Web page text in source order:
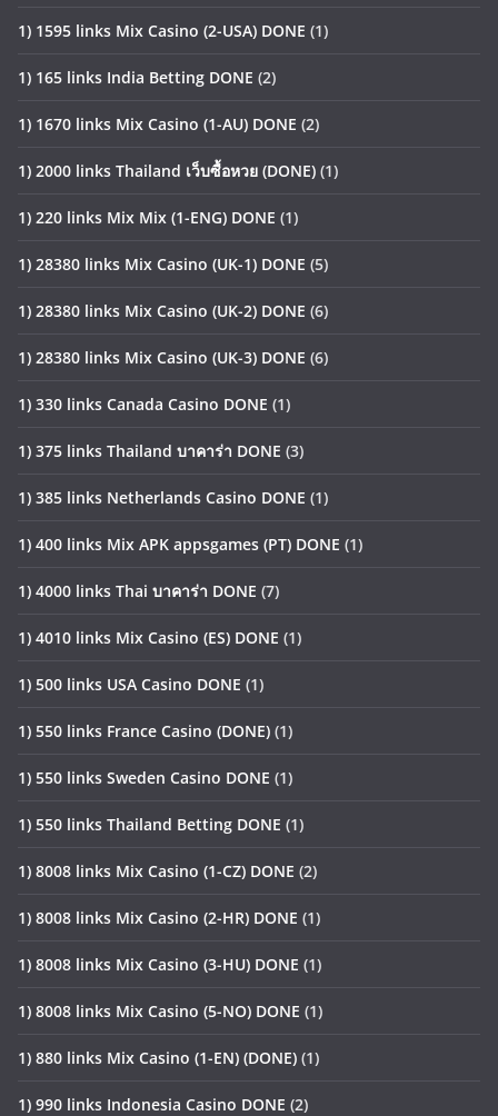
1) 1595 links Mix Casino (2-USA) DONE (1)
1) 165 links India Betting DONE (2)
1) 1670 links Mix Casino (1-AU) DONE (2)
1) 2000 links Thailand เว็บซื้อหวย (DONE) (1)
1) 220 links Mix Mix (1-ENG) DONE (1)
1) 28380 links Mix Casino (UK-1) DONE (5)
1) 28380 links Mix Casino (UK-2) DONE (6)
1) 28380 links Mix Casino (UK-3) DONE (6)
1) 330 links Canada Casino DONE (1)
1) 375 links Thailand บาคาร่า DONE (3)
1) 385 links Netherlands Casino DONE (1)
1) 400 links Mix APK appsgames (PT) DONE (1)
1) 4000 links Thai บาคาร่า DONE (7)
1) 4010 links Mix Casino (ES) DONE (1)
1) 500 links USA Casino DONE (1)
1) 550 links France Casino (DONE) (1)
1) 550 links Sweden Casino DONE (1)
1) 550 links Thailand Betting DONE (1)
1) 8008 links Mix Casino (1-CZ) DONE (2)
1) 8008 links Mix Casino (2-HR) DONE (1)
1) 8008 links Mix Casino (3-HU) DONE (1)
1) 8008 links Mix Casino (5-NO) DONE (1)
1) 880 links Mix Casino (1-EN) (DONE) (1)
1) 990 links Indonesia Casino DONE (2)